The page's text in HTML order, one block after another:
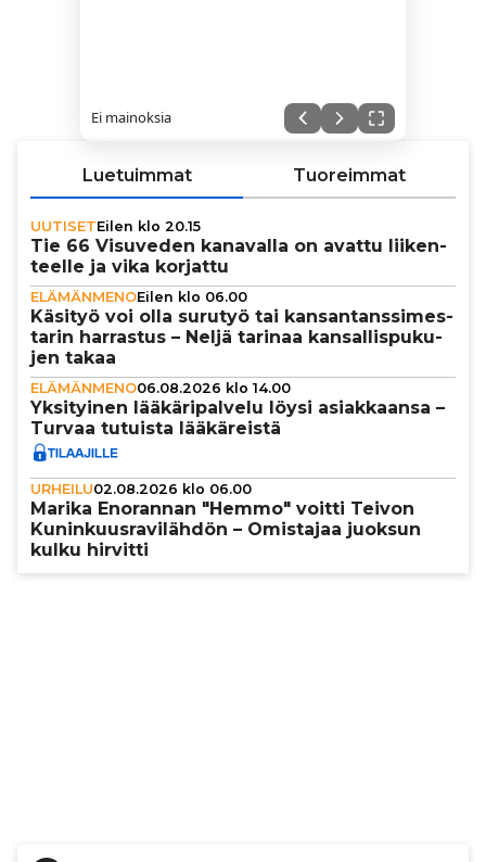
Ei mainoksia
Luetuimmat Tuoreimmat
UUTISETEilen klo 20.15
Tie 66 Visuveden kanavalla on avattu lii­ken­
teelle ja vika korjattu
ELÄMÄNMENOEilen klo 06.00
Käsityö voi olla surutyö tai kan­san­tans­si­mes­
ta­rin harrastus – Neljä tarinaa kan­sal­lis­pu­ku­
jen takaa
ELÄMÄNMENO06.08.2026 klo 14.00
Yksi­tyi­nen lää­kä­ri­pal­velu löysi asi­ak­kaansa –
Turvaa tutuista lää­kä­reistä
URHEILU02.08.2026 klo 06.00
Marika Enorannan "Hemmo" voitti Teivon
Kunin­kuus­ra­vi­läh­dön – Omistajaa juoksun
kulku hirvitti